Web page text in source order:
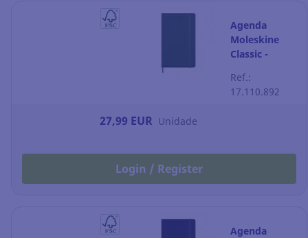
Agenda
Moleskine
Classic -
vista - 130 x
210 mm -
Ref.:
17.110.892
27,99 EUR Unidade
Login / Register
Agenda